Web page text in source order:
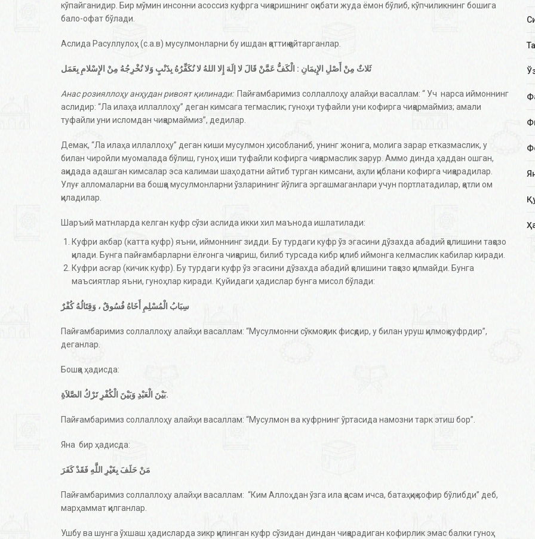
кўпайганидир. Бир мўмин инсонни асоссиз куфрга чиқаришнинг оқибати жуда ёмон бўлиб, кўпчиликнинг бошига
бало-офат бўлади.
Аслида Расуллулоҳ (с.а.в) мусулмонларни бу ишдан қаттиқ қайтарганлар.
ثَلاثٌ مِنْ أَصْلِ الإِيمَانِ : الْكَفُّ عَمَّنْ قَالَ لا إلَهَ إِلا اللهُ لا نُكَفِّرُهُ بِذَنْبٍ وَلا نُخْرِجُهُ مِنْ الإِسْلامِ بِعَمَل
Анас розияллоҳу анҳудан ривоят қилинади: Пайғамбаримиз соллаллоҳу алайҳи васаллам: “ Уч нарса иймоннинг
аслидир: “Ла илаҳа иллаллоҳу” деган кимсага тегмаслик; гуноҳи туфайли уни кофирга чиқармаймиз; амали
туфайли уни исломдан чиқармаймиз”, дедилар.
Демак, “Ла илаҳа иллаллоҳу” деган киши мусулмон ҳисобланиб, унинг жонига, молига зарар етказмаслик, у
билан чиройли муомалада бўлиш, гуноҳ иши туфайли кофирга чиқармаслик зарур. Аммо динда ҳаддан ошган,
ақидада адашган кимсалар эса калимаи шаҳодатни айтиб турган кимсани, аҳли қиблани кофирга чиқарадилар.
Улуғ алломаларни ва бошқа мусулмонларни ўзларининг йўлига эргашмаганлари учун портлатадилар, қатли ом
қиладилар.
Шаръий матнларда келган куфр сўзи аслида икки хил маънода ишлатилади:
Куфри акбар (катта куфр) яъни, иймоннинг зидди. Бу турдаги куфр ўз эгасини дўзахда абадий қолишини тақозо
қилади. Бунга пайғамбарларни ёлғонга чиқариш, билиб турсада кибр қилиб иймонга келмаслик кабилар киради.
Куфри асғар (кичик куфр). Бу турдаги куфр ўз эгасини дўзахда абадий қолишини тақозо қилмайди. Бунга
маъсиятлар яъни, гуноҳлар киради. Қуйидаги ҳадислар бунга мисол бўлади:
سِبَابُ الْمُسْلِمِ أَخَاهُ فُسُوقٌ ، وَقِتَالُهُ كُفْرٌ
Пайғамбаримиз соллаллоҳу алайҳи васаллам: “Мусулмонни сўкмоқлик фисқдир, у билан уруш қилмоқ куфрдир”,
деганлар.
Бошқа ҳадисда:
بَيْنَ الْعَبْدِ وَبَيْنَ الْكُفْرِ تَرْكُ الصَّلاَةِ.
Пайғамбаримиз соллаллоҳу алайҳи васаллам: “Мусулмон ва куфрнинг ўртасида намозни тарк этиш бор”.
Яна бир ҳадисда:
مَنْ حَلَفَ بِغَيْرِ اللَّهِ فَقَدْ كَفَرَ
Пайғамбаримиз соллаллоҳу алайҳи васаллам: “Ким Аллоҳдан ўзга ила қасам ичса, батаҳқиқ кофир бўлибди” деб,
марҳаммат қилганлар.
Ушбу ва шунга ўхшаш ҳадисларда зикр қилинган куфр сўзидан диндан чиқарадиган кофирлик эмас балки гуноҳ